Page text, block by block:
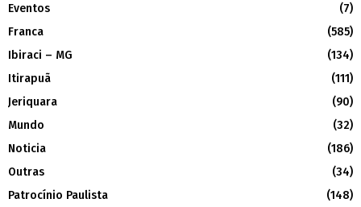
Eventos
(7)
Franca
(585)
Ibiraci – MG
(134)
Itirapuã
(111)
Jeriquara
(90)
Mundo
(32)
Noticia
(186)
Outras
(34)
Patrocínio Paulista
(148)